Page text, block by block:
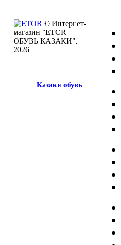
© Интернет-
магазин "ETOR
ОБУВЬ КАЗАКИ",
2026.
Казаки обувь